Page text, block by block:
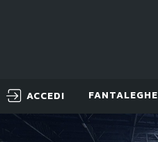
ACCEDI FANTALEGHE